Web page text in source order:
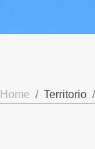
Home Territorio